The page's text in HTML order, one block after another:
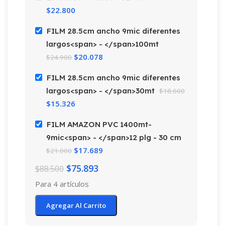
$22.800
FILM 28.5cm ancho 9mic diferentes
largos<span> - </span>100mt
$24.900 $20.078
FILM 28.5cm ancho 9mic diferentes
largos<span> - </span>30mt $18.600
$15.326
FILM AMAZON PVC 1400mt-
9mic<span> - </span>12 plg - 30 cm
$21.000 $17.689
$88.500 $75.893
Para 4 artículos
Agregar Al Carrito